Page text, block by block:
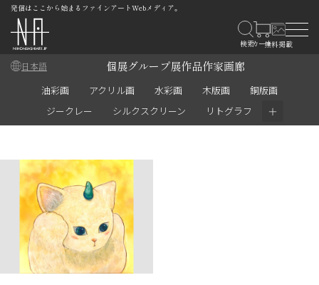
発信はここから始まるファインアートWebメディア。
日本語 個展グループ展作品作家画廊
油彩画 アクリル画 水彩画 木版画
銅版画
ジークレー
シルクスクリーン リトグラフ ＋